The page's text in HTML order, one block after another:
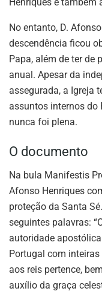
No entanto, D.
descendência ficou
Papa, além de ter de
anual. Apesar da
assegurada, a Igreja
assuntos internos do
nunca foi plena.
O documento
Na bula Manifestis
Afonso Henriques
proteção da Santa
seguintes palavras:
autoridade
Portugal com
aos reis pertence,
auxílio da graça